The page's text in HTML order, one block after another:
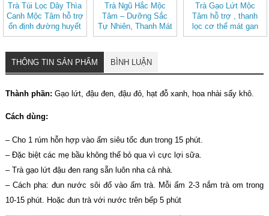
Trà Túi Lọc Dây Thìa
Canh Mộc Tâm hỗ trợ
ổn định đường huyết
Trà Ngũ Hắc Mộc
Tâm – Dưỡng Sắc
Tự Nhiên, Thanh Mát
Dịu Nhẹ (hộp 20 túi
Trà Gạo Lứt Mộc
Tâm hỗ trợ , thanh
lọc cơ thể mát gan
THÔNG TIN SẢN PHẨM BÌNH LUẬN
Thành phần: Gạo lứt, đậu đen, đậu đỏ, hạt đỗ xanh, hoa nhài sấy khô.
Cách dùng:
– Cho 1 rúm hỗn hợp vào ấm siêu tốc đun trong 15 phút.
– Đặc biệt các mẹ bầu không thể bỏ qua vì cực lợi sữa.
– Trà gạo lứt đậu đen rang sẵn luôn nha cả nhà.
– Cách pha: đun nước sôi đổ vào ấm trà. Mỗi ấm 2-3 nắm trà om trong
10-15 phút. Hoặc đun trà với nước trên bếp 5 phút